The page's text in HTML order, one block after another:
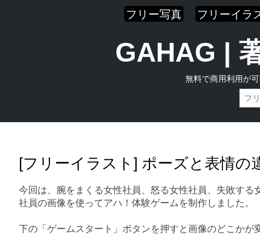
フリー写真 フリーイラ
GAHAG |
無料で商用利用が
[フリーイラスト] ポーズと表情の
今回は、腕をまくる女性社員、怒る女性社員、失敗す
社員の画像を使ってアハ！体験ゲームを制作しました。
下の「ゲームスタート」ボタンを押すと画像のどこかが